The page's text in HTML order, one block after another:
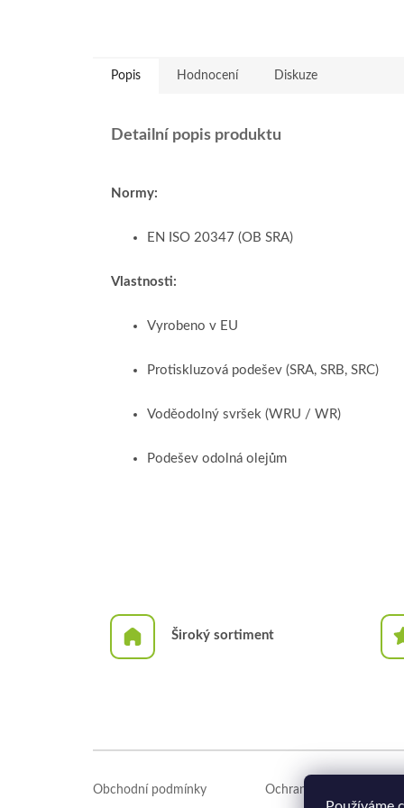
Popis Hodnocení Diskuze
Detailní popis produktu
Normy:
EN ISO 20347 (OB SRA)
Vlastnosti:
Vyrobeno v EU
Protiskluzová podešev (SRA, SRB, SRC)
Voděodolný svršek (WRU / WR)
Podešev odolná olejům
Široký sortiment
Obchodní podmínky Ochrana osobních údajů